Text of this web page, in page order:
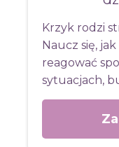
Krzyk rodzi
Naucz się,
reagować
sytuacjach,